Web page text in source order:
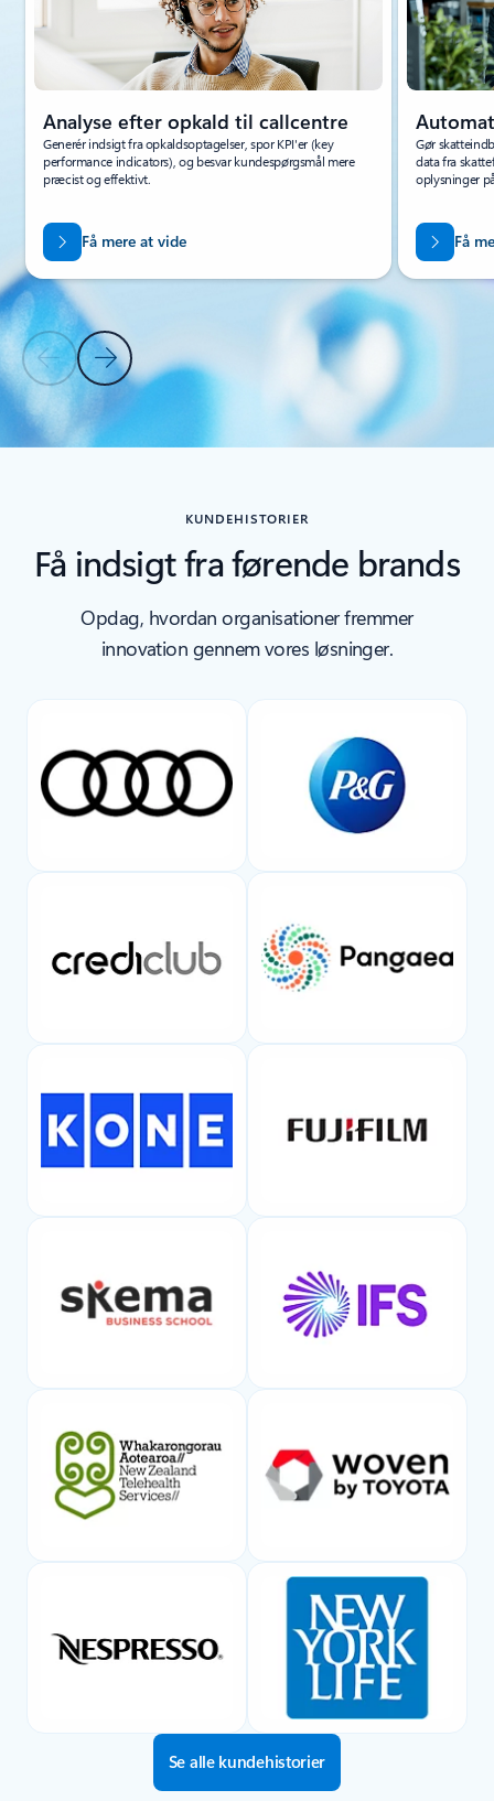
Forrige slideNæste slide
Analyse efter opkald til callcentre
Generér indsigt fra opkaldsoptagelser, spor KPI'er (key
performance indicators), og besvar kundespørgsmål mere
præcist og effektivt.
Få mere at vide
Gør
data fra
oplysninger
Få
Tilbage til kontrolelementer USE CASES
Tilbage til faner
KUNDEHISTORIER
Få indsigt fra førende brands
Opdag, hvordan organisationer fremmer
innovation gennem vores løsninger.
Se alle kundehistorier